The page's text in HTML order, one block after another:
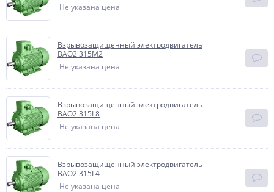
Не указана цена
Взрывозащищенный электродвигатель
BAO2 315M2
Не указана цена
Взрывозащищенный электродвигатель
BAO2 315L8
Не указана цена
Взрывозащищенный электродвигатель
BAO2 315L4
Не указана цена